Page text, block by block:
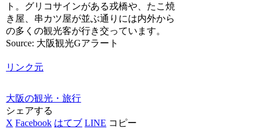
ト。グリコサインがある戎橋や、たこ焼
き屋、串カツ屋が並ぶ通りには内外から
の多くの観光客が行き交っています。
Source: 大阪観光Gアラート
リンク元
大阪の観光・旅行
シェアする
X Facebook はてブ LINE コピー